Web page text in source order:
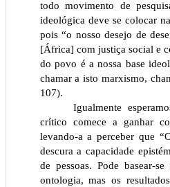
todo movimento de
ideológica deve se colocar
pois “o nosso desejo de
[África] com justiça social e
do povo é a nossa base
chamar a isto marxismo,
107).
Igualmente
crítico comece a ganhar
levando-a a perceber que
descura a capacidade
de pessoas. Pode basear-
ontologia, mas os